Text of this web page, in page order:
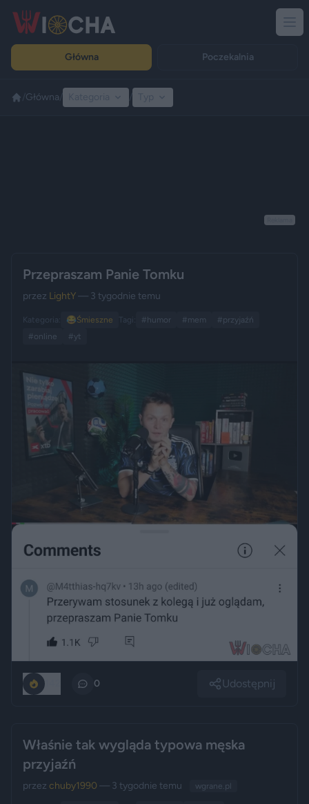
Główna Poczekalnia
Główna
Przepraszam Panie Tomku
przez LightY— 3 tygodnie temu
Kategoria: 😂Śmieszne Tagi: #humor #mem
#przyjaźń
#online
#yt
0 Udostępnij
Właśnie tak wygląda typowa męska
przyjaźń
przez chuby1990 — 3 tygodnie temu wgrane.pl